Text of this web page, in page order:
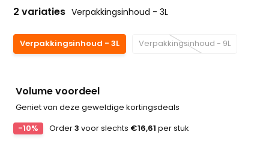
2 variaties Verpakkingsinhoud - 3L
Verpakkingsinhoud - 3L Verpakkingsinhoud - 9L
Volume voordeel
Geniet van deze geweldige kortingsdeals
-10%
Order3 voor slechts €16,61 per stuk